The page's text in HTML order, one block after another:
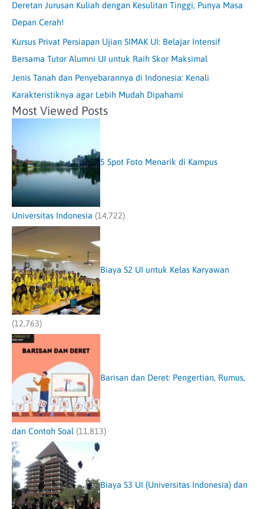
Deretan Jurusan Kuliah dengan Kesulitan Tinggi, Punya Masa
Depan Cerah!
Kursus Privat Persiapan Ujian SIMAK UI: Belajar Intensif
Bersama Tutor Alumni UI untuk Raih Skor Maksimal
Jenis Tanah dan Penyebarannya di Indonesia: Kenali
Karakteristiknya agar Lebih Mudah Dipahami
Most Viewed Posts
5 Spot Foto Menarik di Kampus
Universitas Indonesia (14,722)
Biaya S2 UI untuk Kelas Karyawan
(12,763)
Barisan dan Deret: Pengertian, Rumus,
dan Contoh Soal (11,813)
Biaya S3 UI (Universitas Indonesia) dan